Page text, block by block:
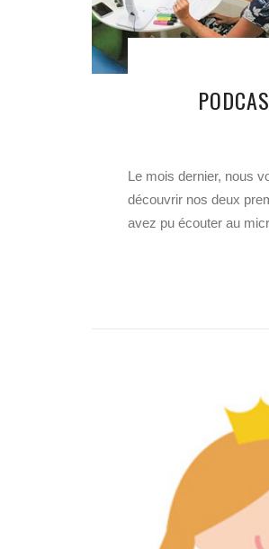
Le mois dernier, nous
découvrir nos deux
avez pu écouter au